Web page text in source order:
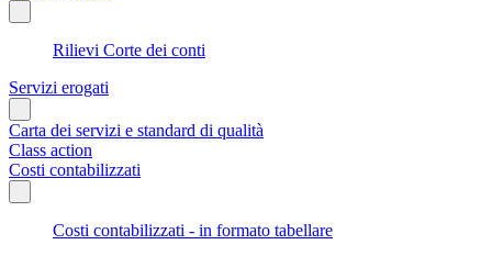
Rilievi Corte dei conti
Servizi erogati
Carta dei servizi e standard di qualità
Class action
Costi contabilizzati
Costi contabilizzati - in formato tabellare